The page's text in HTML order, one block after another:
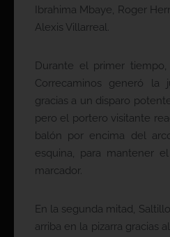
Ibrahima Mbaye, Roger
Alexis Villarreal.
Durante el primer
Correcaminos generó la
gracias a un disparo
pero el portero visitante
balón por encima del
esquina, para mantener
marcador.
En la segunda mitad,
arriba en la pizarra gracias